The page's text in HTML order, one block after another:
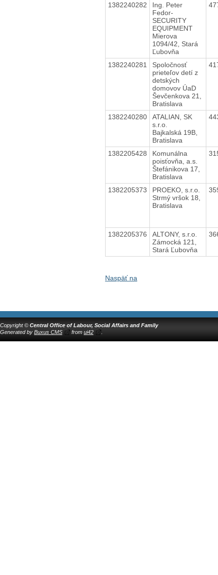
1382240282
Ing. Peter
Fedor-
SECURITY
EQUIPMENT
Mierova
1094/42, Stará
Ľubovňa
1382240281
Spoločnosť
prieteľov detí z
detských
domovov ÚaD
Ševčenkova 21,
Bratislava
1382240280
ATALIAN, SK
s.r.o.
Bajkalská 19B,
Bratislava
1382205428
Komunálna
poisťovňa, a.s.
Štefánikova 17,
Bratislava
1382205373
PROEKO, s.r.o.
Strmý vršok 18,
Bratislava
1382205376
ALTONY, s.r.o.
Zámocká 121,
Stará Ľubovňa
Naspäť na
Copyright © Central Office of Labour, Social Affairs and Family
Generated by Buxus CMS from ui42